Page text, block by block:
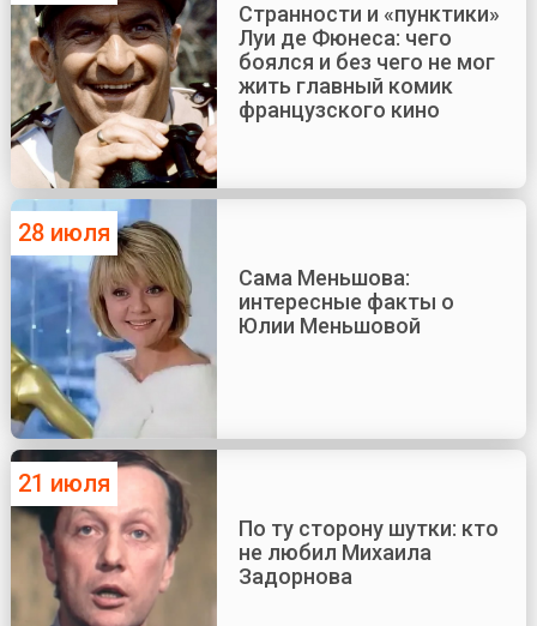
Странности и «пунктики»
Луи де Фюнеса: чего
боялся и без чего не мог
жить главный комик
французского кино
28 июля
Сама Меньшова:
интересные факты о
Юлии Меньшовой
21 июля
По ту сторону шутки: кто
не любил Михаила
Задорнова